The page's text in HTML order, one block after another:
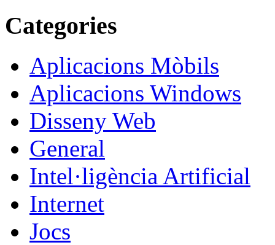
Categories
Aplicacions Mòbils
Aplicacions Windows
Disseny Web
General
Intel·ligència Artificial
Internet
Jocs